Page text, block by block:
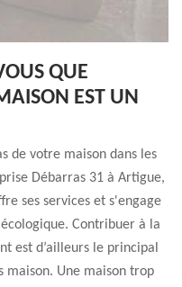
QUE
EST UN
de votre maison dans les
Débarras 31 à Artigue,
ses services et s'engage
Contribuer à la
est d’ailleurs le principal
maison. Une maison trop